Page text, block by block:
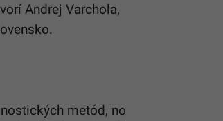
Andrej Varchola,
metód, no